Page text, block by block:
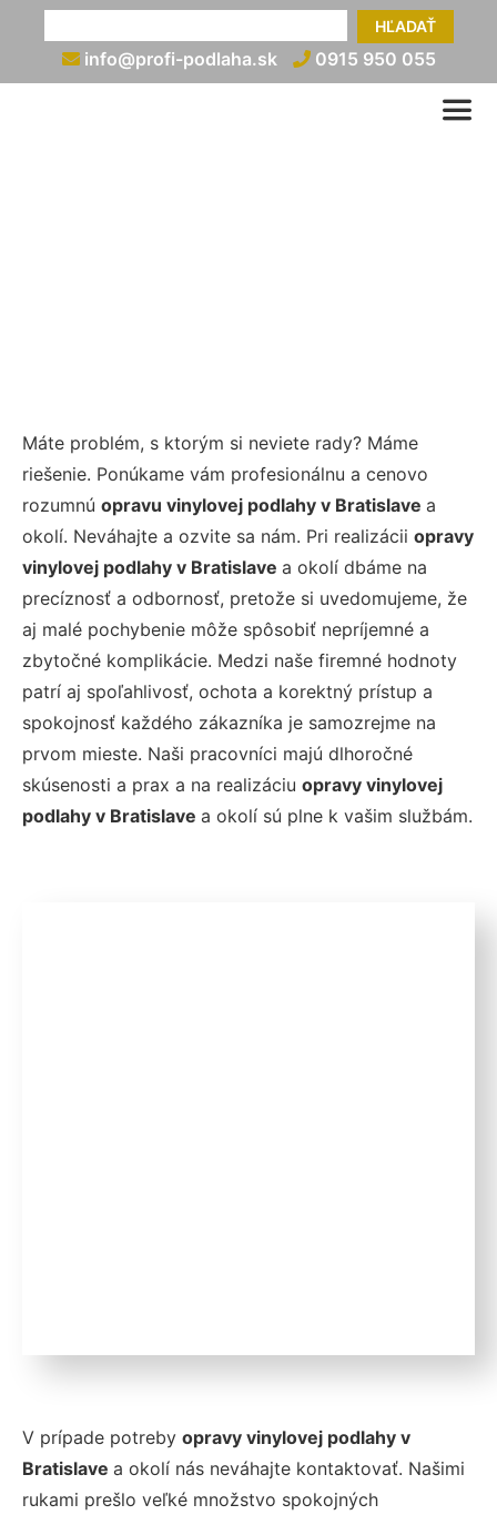
HĽADAŤ
info@profi-podlaha.sk 0915 950 055
Máte problém, s ktorým si neviete rady? Máme
riešenie. Ponúkame vám profesionálnu a cenovo
rozumnú opravu vinylovej podlahy v Bratislave a
okolí. Neváhajte a ozvite sa nám. Pri realizácii opravy
vinylovej podlahy v Bratislave a okolí dbáme na
precíznosť a odbornosť, pretože si uvedomujeme, že
aj malé pochybenie môže spôsobiť nepríjemné a
zbytočné komplikácie. Medzi naše firemné hodnoty
patrí aj spoľahlivosť, ochota a korektný prístup a
spokojnosť každého zákazníka je samozrejme na
prvom mieste. Naši pracovníci majú dlhoročné
skúsenosti a prax a na realizáciu opravy vinylovej
podlahy v Bratislave a okolí sú plne k vašim službám.
V prípade potreby opravy vinylovej podlahy v
Bratislave a okolí nás neváhajte kontaktovať. Našimi
rukami prešlo veľké množstvo spokojných